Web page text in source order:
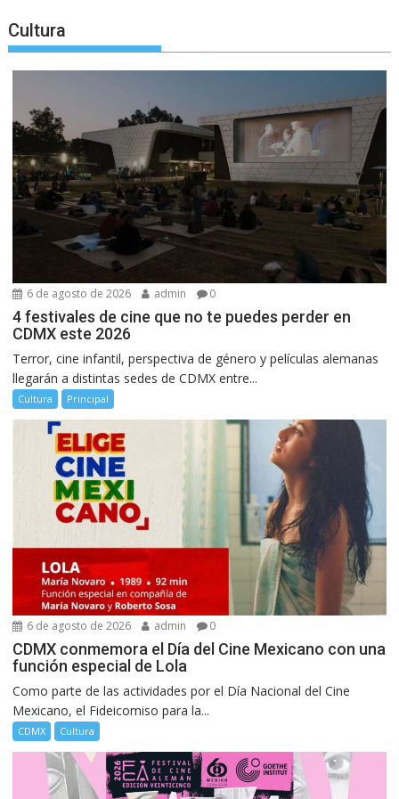
Cultura
6 de agosto de 2026 admin 0
4 festivales de cine que no te puedes perder en
CDMX este 2026
Terror, cine infantil, perspectiva de género y películas alemanas
llegarán a distintas sedes de CDMX entre...
Cultura Principal
6 de agosto de 2026 admin 0
CDMX conmemora el Día del Cine Mexicano con una
función especial de Lola
Como parte de las actividades por el Día Nacional del Cine
Mexicano, el Fideicomiso para la...
CDMX Cultura